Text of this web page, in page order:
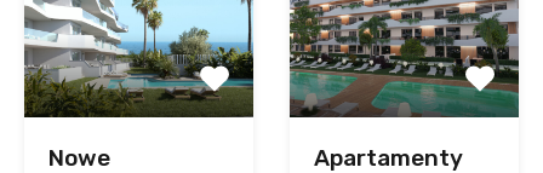
Nowe
Apartamenty